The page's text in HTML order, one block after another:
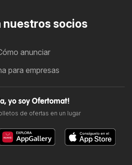
nuestros socios
anunciar
para empresas
yo soy Ofertomat!
de ofertas en un lugar